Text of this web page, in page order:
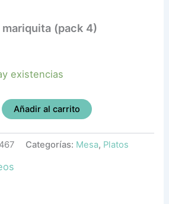
(pack 4)
existencias
Añadir al carrito
Categorías: Mesa, Platos